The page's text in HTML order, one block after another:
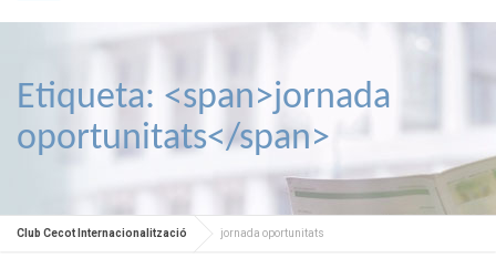
Etiqueta: <span>jornada
oportunitats</span>
Club Cecot Internacionalització jornada oportunitats